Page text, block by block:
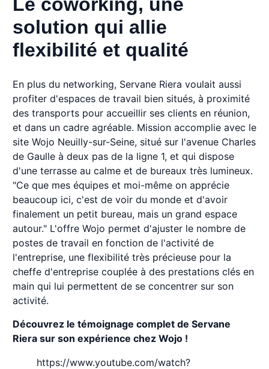
solution qui allie
flexibilité et qualité
En plus du networking, Servane Riera voulait aussi
profiter d'espaces de travail bien situés, à proximité
des transports pour accueillir ses clients en réunion,
et dans un cadre agréable. Mission accomplie avec le
site Wojo Neuilly-sur-Seine, situé sur l'avenue Charles
de Gaulle à deux pas de la ligne 1, et qui dispose
d'une terrasse au calme et de bureaux très lumineux.
"Ce que mes équipes et moi-même on apprécie
beaucoup ici, c'est de voir du monde et d'avoir
finalement un petit bureau, mais un grand espace
autour." L'offre Wojo permet d'ajuster le nombre de
postes de travail en fonction de l'activité de
l'entreprise, une flexibilité très précieuse pour la
cheffe d'entreprise couplée à des prestations clés en
main qui lui permettent de se concentrer sur son
activité.
Découvrez le témoignage complet de Servane
Riera sur son expérience chez Wojo !
https://www.youtube.com/watch?